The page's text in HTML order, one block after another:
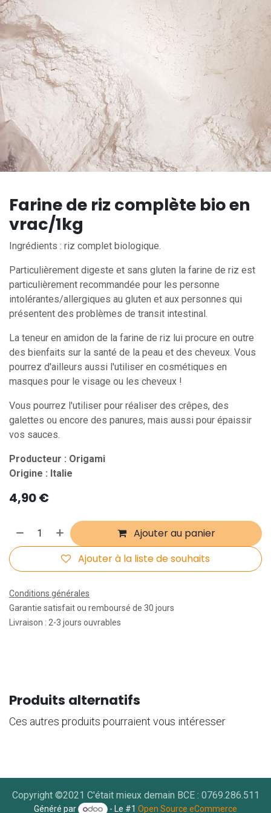
Farine de riz complète bio en
vrac/1kg
Ingrédients : riz complet biologique.
Particulièrement digeste et sans gluten la farine de riz est
particulièrement recommandée pour les personne
intolérantes/allergiques au gluten et aux personnes qui
présentent des problèmes de transit intestinal.
La teneur en amidon de la farine de riz lui procure en outre
des bienfaits sur la santé de la peau et des cheveux. Vous
pourrez d'ailleurs aussi l'utiliser en cosmétiques en
masques pour le visage ou les cheveux !
Vous pourrez l'utiliser pour réaliser des crêpes, des
galettes ou encore des panures, mais aussi pour épaissir
vos sauces.
Producteur : Origami
Origine : Italie
4,90€
Ajouter au panier
Ajouter à la liste de souhaits
Conditions générales
Garantie satisfait ou remboursé de 30 jours
Livraison : 2-3 jours ouvrables
Produits alternatifs
Ces autres produits pourraient vous intéresser
Copyright ©2021 C'était mieux demain BCE : 0769.286.511
Généré par - Le #1 Open Source eCommerce